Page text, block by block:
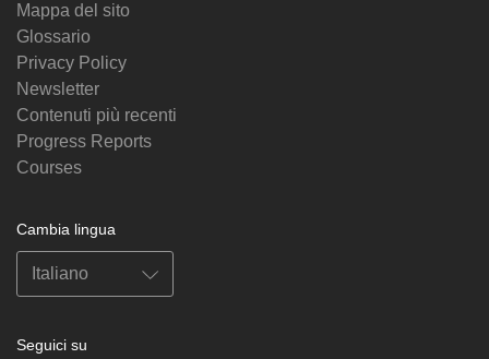
Mappa del sito
Glossario
Privacy Policy
Newsletter
Contenuti più recenti
Progress Reports
Courses
Cambia lingua
Seguici su